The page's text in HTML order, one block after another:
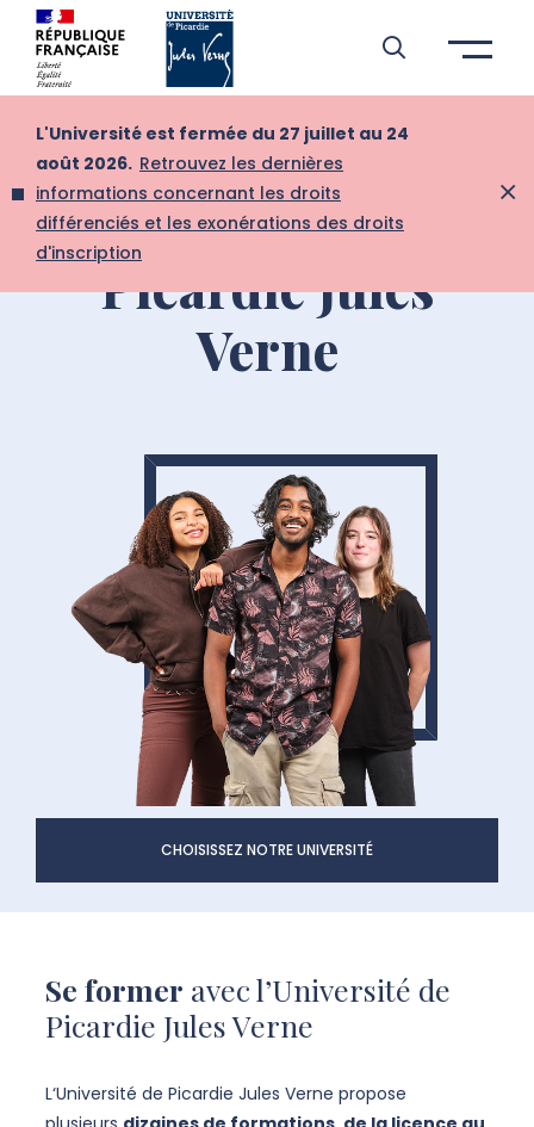
Aller à l’entête de page
Aller au menu principale
Aller au contenu principal
Aller à la recherche
Passer aux cookies
Aller au pied de page
L'Université est fermée du 27 juillet au 24
août 2026. Retrouvez les dernières
informations concernant les droits
différenciés et les exonérations des droits
d'inscription
Osons l'avenir à
l'Université de
Picardie Jules
Verne
CHOISISSEZ NOTRE UNIVERSITÉ
Se former avec l’Université de
Picardie Jules Verne
L‘Université de Picardie Jules Verne propose